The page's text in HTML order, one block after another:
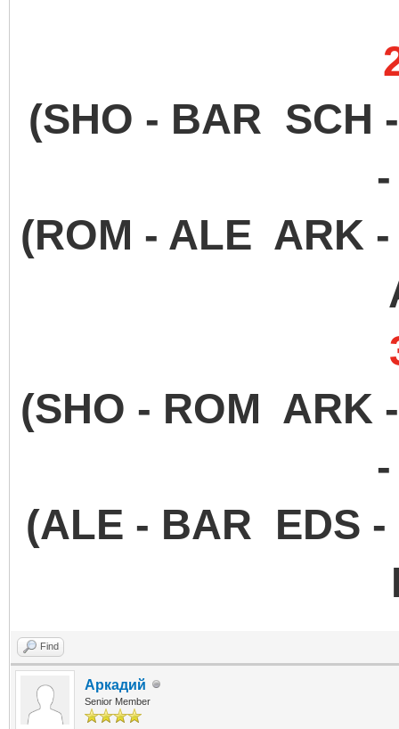
(SHO - BAR SCH
(ROM - ALE ARK
(SHO - ROM ARK
(ALE - BAR EDS
Find
Аркадий
Senior Member